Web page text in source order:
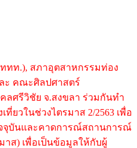
ททท.), สภาอุตสาหกรรมท่อง
ะ คณะศิลปศาสตร์
ลศรีวิชัย จ.สงขลา ร่วมกันทำ
ยวในช่วงไตรมาส 2/2563 เพื่อ
จุบันและคาดการณ์สถานการณ์
าส) เพื่อเป็นข้อมูลให้กับผู้